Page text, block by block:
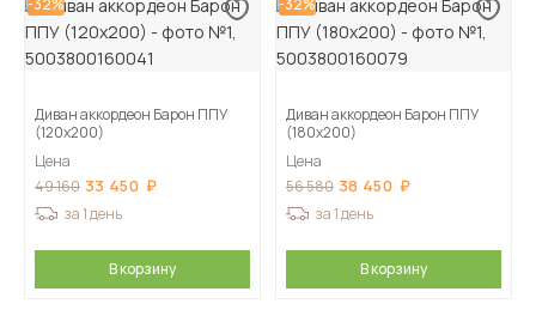
-32%
Диван аккордеон Барон ППУ
(120х200)
Цена
49 160 33 450
за 1 день
В корзину
-32%
Диван аккордеон Барон ППУ
(180х200)
Цена
56 580 38 450
за 1 день
В корзину